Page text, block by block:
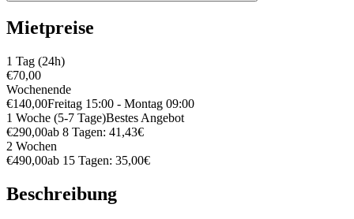
Mietpreise
1 Tag (24h)
€70,00
Wochenende
€140,00Freitag 15:00 - Montag 09:00
1 Woche (5-7 Tage)Bestes Angebot
€290,00ab 8 Tagen: 41,43€
2 Wochen
€490,00ab 15 Tagen: 35,00€
Beschreibung